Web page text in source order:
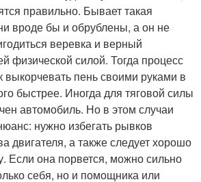
правильно. Бывает такая
вроде бы и обрублены, а он не
веревка и верный
физической силой. Тогда процесс
выкорчевать пень своими руками в
быстрее. Иногда для тяговой силы
автомобиль. Но в этом случаи
нужно избегать рывков
двигателя, а также следует хорошо
Если она порвется, можно сильно
себя, но и помощника или